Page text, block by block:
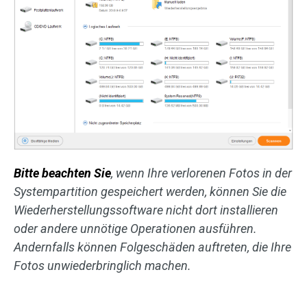
Bitte beachten Sie, wenn Ihre verlorenen Fotos in der
Systempartition gespeichert werden, können Sie die
Wiederherstellungssoftware nicht dort installieren
oder andere unnötige Operationen ausführen.
Andernfalls können Folgeschäden auftreten, die Ihre
Fotos unwiederbringlich machen.